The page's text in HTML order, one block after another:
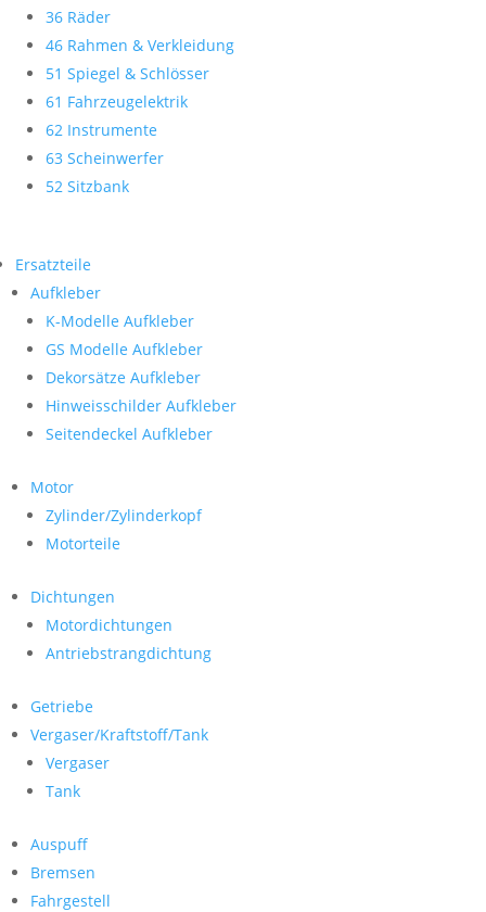
36 Räder
46 Rahmen & Verkleidung
51 Spiegel & Schlösser
61 Fahrzeugelektrik
62 Instrumente
63 Scheinwerfer
52 Sitzbank
Ersatzteile
Aufkleber
K-Modelle Aufkleber
GS Modelle Aufkleber
Dekorsätze Aufkleber
Hinweisschilder Aufkleber
Seitendeckel Aufkleber
Motor
Zylinder/Zylinderkopf
Motorteile
Dichtungen
Motordichtungen
Antriebstrangdichtung
Getriebe
Vergaser/Kraftstoff/Tank
Vergaser
Tank
Auspuff
Bremsen
Fahrgestell